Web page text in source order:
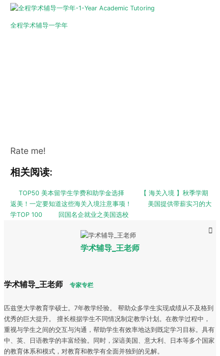
全程学术辅导一学年
Rate me!
相关阅读:
TOP50 美本留学生学费和助学金选择
【 海关入境 】秋季学期
返美！一定要知道这些海关入境注意事项！
美国提供带薪实习的大
学TOP 100
回国名企就业之美国选校
学术辅导_王老师
学术辅导_王老师 专家专栏
匹兹堡大学教育学硕士。7年教学经验。 帮助众多学生实现成绩从不及格到
优秀的巨大提升。 擅长根据学生不同情况制定教学计划。在教学过程中，
重视与学生之间的交互与沟通，帮助学生有效率地达到既定学习目标。具有
中、英、日语教学的丰富经验。同时，深谙美国、意大利、日本等多个国家
的教育体系和模式，对教育和教学有全面并独到的见解。